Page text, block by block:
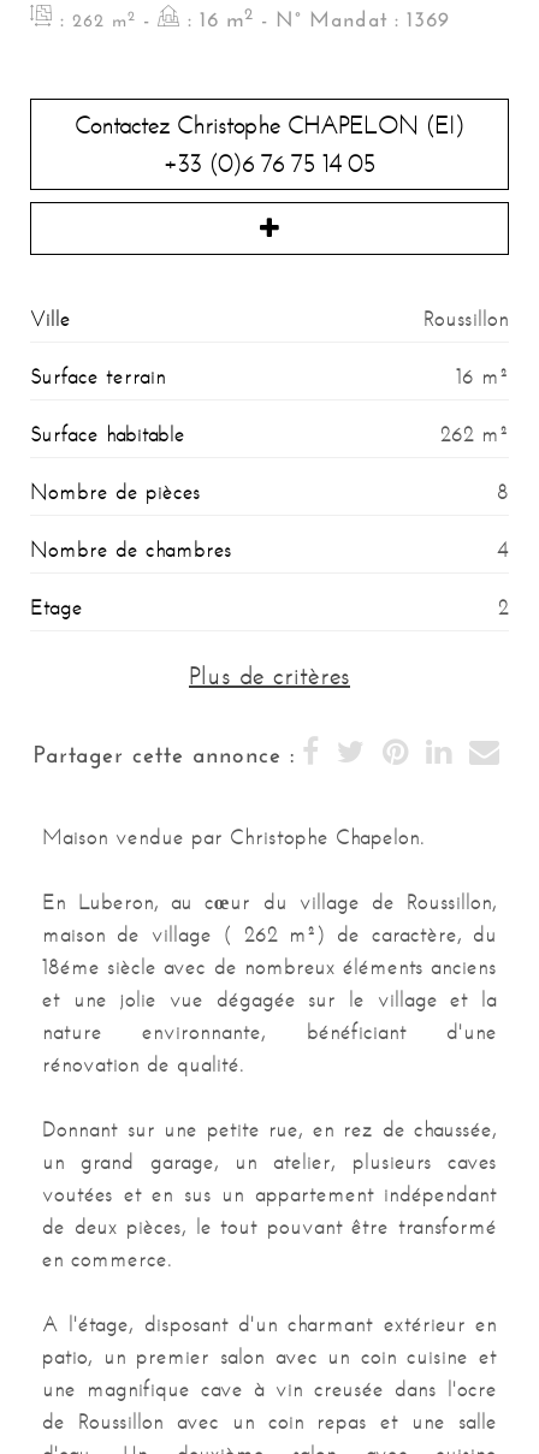
: 262 m2 - : 16 m2 - N° Mandat : 1369
Contactez Christophe CHAPELON (EI)
+33 (0)6 76 75 14 05
Ville Roussillon
Surface terrain 16 m²
Surface habitable 262 m²
Nombre de pièces 8
Nombre de chambres 4
Etage 2
Taxefonciere 900 €
Mitoyennete 2 côtés
Oui
Cheminée Oui
Type cuisine Equipée
Type chauffage Individuel
Mode chauffage
Nature chauffage Electrique
Nombre de WC
Nombre de salles de bains
Plus de critères
Partager cette annonce :
Maison vendue par Christophe Chapelon.
En Luberon, au cœur du village de Roussillon,
maison de village ( 262 m²) de caractère, du
18éme siècle avec de nombreux éléments anciens
et une jolie vue dégagée sur le village et la
nature environnante, bénéficiant d'une
rénovation de qualité.
Donnant sur une petite rue, en rez de chaussée,
un grand garage, un atelier, plusieurs caves
voutées et en sus un appartement indépendant
de deux pièces, le tout pouvant être transformé
en commerce.
A l'étage, disposant d'un charmant extérieur en
patio, un premier salon avec un coin cuisine et
une magnifique cave à vin creusée dans l'ocre
de Roussillon avec un coin repas et une salle